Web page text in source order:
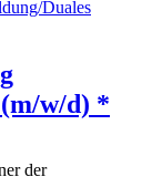
w/d) *
der